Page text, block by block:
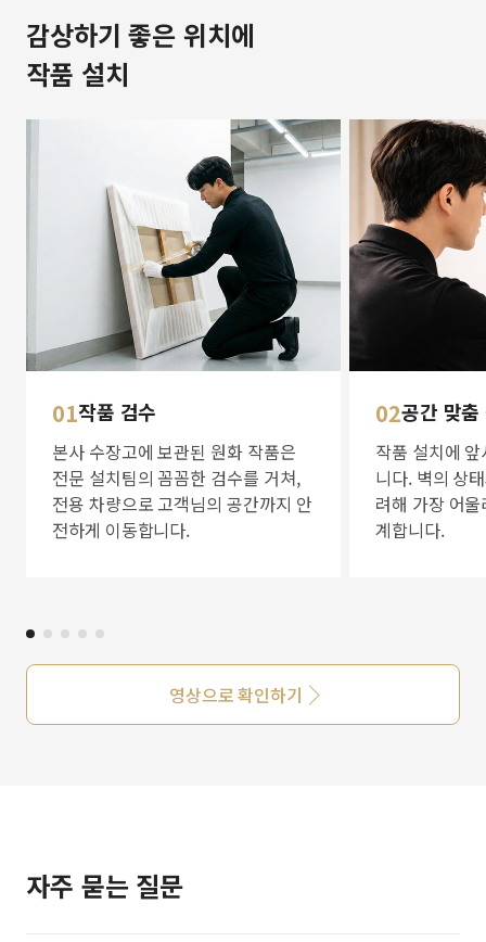
감상하기 좋은 위치에
작품 설치
01작품 검수
본사 수장고에 보관된 원화 작품은
전문 설치팀의 꼼꼼한 검수를 거쳐,
전용 차량으로 고객님의 공간까지 안
전하게 이동합니다.
02공간 맞
작품 설치에
니다. 벽의 상
려해 가장 어
계합니다.
영상으로 확인하기
자주 묻는 질문